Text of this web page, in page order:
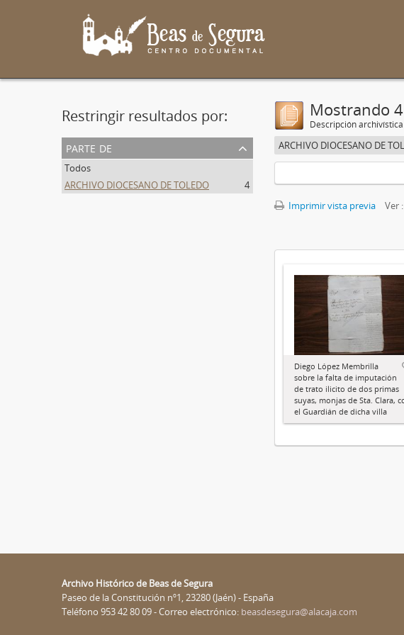
Restringir resultados por:
parte de
Todos
ARCHIVO DIOCESANO DE TOLEDO
4
Mostrando
Descripción archivística
ARCHIVO DIOCESANO DE
Imprimir vista previa
Ver :
Diego López Membrilla
sobre la falta de imputación
de trato ilicito de dos primas
suyas, monjas de Sta. Clara,
el Guardián de dicha villa
Archivo Histórico de Beas de Segura
Paseo de la Constitución nº1, 23280 (Jaén) - España
Teléfono 953 42 80 09 - Correo electrónico: beasdesegura@alacaja.com